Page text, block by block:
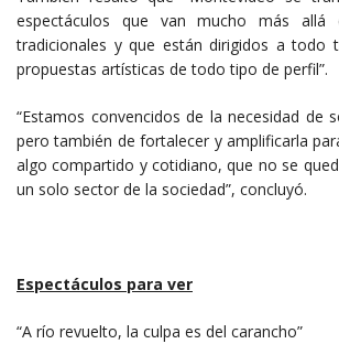
espectáculos que van mucho más allá
tradicionales y que están dirigidos a todo
propuestas artísticas de todo tipo de perfil”.
“Estamos convencidos de la necesidad de
pero también de fortalecer y amplificarla
algo compartido y cotidiano, que no se
un solo sector de la sociedad”, concluyó.
Espectáculos para ver
“A río revuelto, la culpa es del carancho”